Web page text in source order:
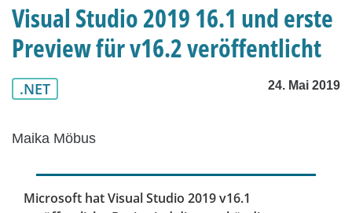
Visual Studio 2019 16.1 und erste
Preview für v16.2 veröffentlicht
.NET 24. Mai 2019
Maika Möbus
Microsoft hat Visual Studio 2019 v16.1